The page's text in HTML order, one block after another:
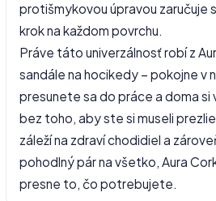
protišmykovou úpravou zaručuje
krok na každom povrchu.
Práve táto univerzálnosť robí z
sandále na hocikedy – pokojne v
presunete sa do práce a doma si
bez toho, aby ste si museli
záleží na zdraví chodidiel a
pohodlný pár na všetko, Aura
presne to, čo potrebujete.